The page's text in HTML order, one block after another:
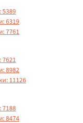
5389
6319
7761
7621
8982
11126
7188
8474